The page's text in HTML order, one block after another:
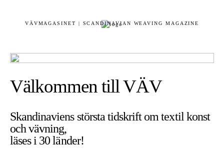
VÄVMAGASINET | SCANDINAVIAN WEAVING MAGAZINE
Välkommen till VÄV
Skandinaviens största tidskrift om textil konst
och vävning,
läses i 30 länder!